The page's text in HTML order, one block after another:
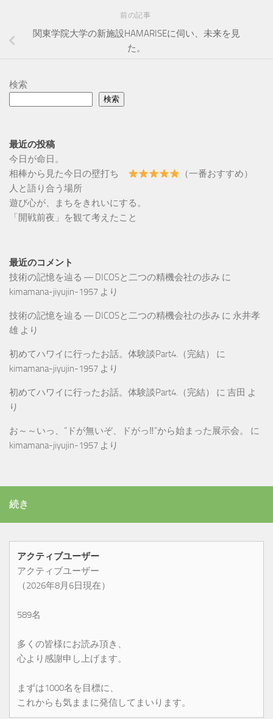
前の記事
関東学院大学の新施設HAMARISEに伺い、未来を見
た。
検索
検索
最近の投稿
今日が命日。
相棒から見た今日の壁打ち
（一番おすすめ）
人と語り合う場所
遊び心が、まちをきれいにする。
「開戦前夜」を観て考えたこと
最近のコメント
技術の記憶を辿る ― DICOSと二つの精機会社の歩み に
kimamana-jiyujin-1957 より
技術の記憶を辿る ― DICOSと二つの精機会社の歩み に 永井孝
雄 より
初めてハワイに行ったお話。体験談Part4.（完結）
に
kimamana-jiyujin-1957 より
初めてハワイに行ったお話。体験談Part4.（完結） に 吉田 よ
り
お～～いっ、”ドが無いぞ、ドがっ‼”から始まった展示会。
に
kimamana-jiyujin-1957 より
続き
アクティブユーザー
アクティブユーザー
（2026年8月6日現在）
589名
多くの皆様にお読み頂き、
心より感謝申し上げます。
まずは1000名を目標に、
これからも気ままに発信してまいります。